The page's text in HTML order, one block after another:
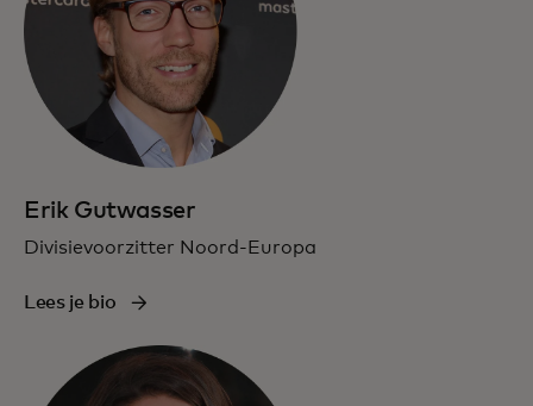
Erik Gutwasser
Divisievoorzitter Noord-Europa
Lees je bio